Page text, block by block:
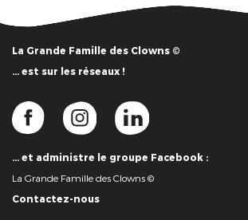
La Grande Famille des Clowns ©
… est sur les réseaux !
… et administre le groupe Facebook :
La Grande Famille des Clowns ©
Contactez-nous